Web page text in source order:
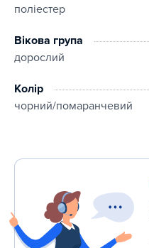
поліестер
Вікова група
дорослий
Колір
чорний/помаранчевий